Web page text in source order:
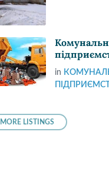
in
MORE LISTINGS